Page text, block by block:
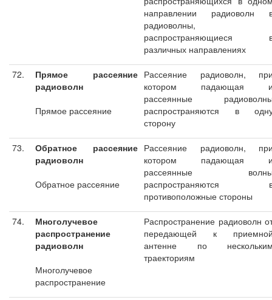
направлении радиоволн
радиоволны,
распространяющиеся
различных направлениях
72.
Прямое рассеяние
радиоволн
Прямое рассеяние
Рассеяние радиоволн,
котором падающая
рассеянные
распространяются в
сторону
73.
Обратное рассеяние
радиоволн
Обратное рассеяние
Рассеяние радиоволн,
котором падающая
рассеянные
распространяются
противоположные стороны
74.
Многолучевое
распространение
радиоволн
Многолучевое
распространение
Распространение радиоволн
передающей к
антенне по
траекториям